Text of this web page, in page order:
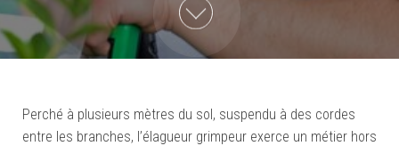
Perché à plusieurs mètres du sol, suspendu à des cordes
entre les branches, l’élagueur grimpeur exerce un métier hors